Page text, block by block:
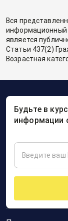
Вся
информационный
является
Статьи 437(2)
Возрастная
Будьте в